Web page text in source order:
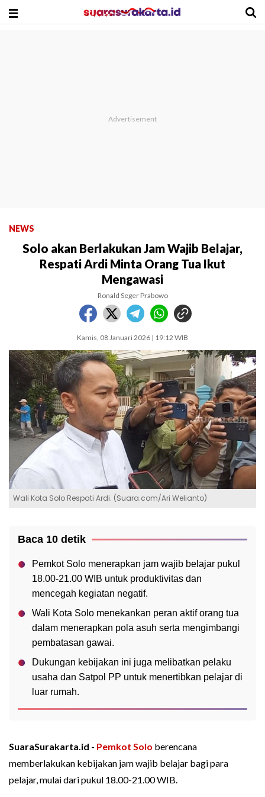
NEWS
Solo akan Berlakukan Jam Wajib Belajar,
Respati Ardi Minta Orang Tua Ikut
Mengawasi
Ronald Seger Prabowo
Kamis, 08 Januari 2026 | 19:12 WIB
Wali Kota Solo Respati Ardi. (Suara.com/Ari Welianto)
Baca 10 detik
Pemkot Solo menerapkan jam wajib belajar pukul
18.00-21.00 WIB untuk produktivitas dan
mencegah kegiatan negatif.
Wali Kota Solo menekankan peran aktif orang tua
dalam menerapkan pola asuh serta mengimbangi
pembatasan gawai.
Dukungan kebijakan ini juga melibatkan pelaku
usaha dan Satpol PP untuk menertibkan pelajar di
luar rumah.
SuaraSurakarta.id - Pemkot Solo berencana
memberlakukan kebijakan jam wajib belajar bagi para
pelajar, mulai dari pukul 18.00-21.00 WIB.